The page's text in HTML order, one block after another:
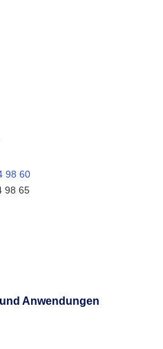
98 60
98 65
Anwendungen